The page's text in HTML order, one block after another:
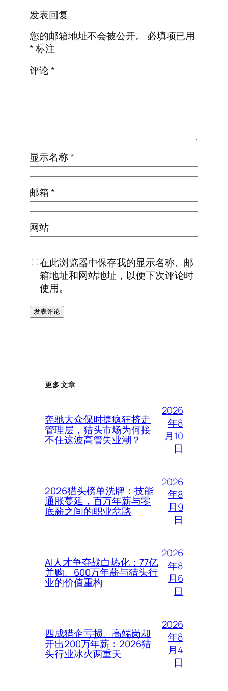
发表回复
您的邮箱地址不会被公开。
必填项已用
*标注
评论*
显示名称*
邮箱*
网站
在此浏览器中保存我的显示名称、邮
箱地址和网站地址，以便下次评论时
使用。
更多文章
奔驰大众保时捷疯狂挤走
管理层，猎头市场为何接
不住这波高管失业潮？
2026
年8
月10
日
2026猎头榜单洗牌：技能
通胀蔓延，百万年薪与零
底薪之间的职业岔路
2026
年8
月9
日
AI人才争夺战白热化：77亿
并购、600万年薪与猎头行
业的价值重构
2026
年8
月6
日
四成猎企亏损、高端岗却
开出200万年薪：2026猎
头行业冰火两重天
2026
年8
月4
日